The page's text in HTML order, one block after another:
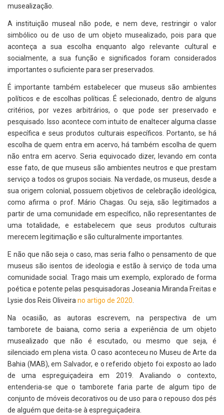
musealização.
A instituição museal não pode, e nem deve, restringir o valor
simbólico ou de uso de um objeto musealizado, pois para que
aconteça a sua escolha enquanto algo relevante cultural e
socialmente, a sua função e significados foram considerados
importantes o suficiente para ser preservados.
É importante também estabelecer que museus são ambientes
políticos e de escolhas políticas. É selecionado, dentro de alguns
critérios, por vezes arbitrários, o que pode ser preservado e
pesquisado. Isso acontece com intuito de enaltecer alguma classe
específica e seus produtos culturais específicos. Portanto, se há
escolha de quem entra em acervo, há também escolha de quem
não entra em acervo. Seria equivocado dizer, levando em conta
esse fato, de que museus são ambientes neutros e que prestam
serviço a todos os grupos sociais. Na verdade, os museus, desde a
sua origem colonial, possuem objetivos de celebração ideológica,
como afirma o prof. Mário Chagas. Ou seja, são legitimados a
partir de uma comunidade em específico, não representantes de
uma totalidade, e estabelecem que seus produtos culturais
merecem legitimação e são culturalmente importantes.
E não que não seja o caso, mas seria falho o pensamento de que
museus são isentos de ideologia e estão à serviço de toda uma
comunidade social. Trago mais um exemplo, explorado de forma
poética e potente pelas pesquisadoras Joseania Miranda Freitas e
Lysie dos Reis Oliveirano artigo de 2020.
Na ocasião, as autoras escrevem, na perspectiva de um
tamborete de baiana, como seria a experiência de um objeto
musealizado que não é escutado, ou mesmo que seja, é
silenciado em plena vista. O caso aconteceu no Museu de Arte da
Bahia (MAB), em Salvador, e o referido objeto foi exposto ao lado
de uma espreguiçadeira em 2019. Avaliando o contexto,
entenderia-se que o tamborete faria parte de algum tipo de
conjunto de móveis decorativos ou de uso para o repouso dos pés
de alguém que deita-se à espreguiçadeira.